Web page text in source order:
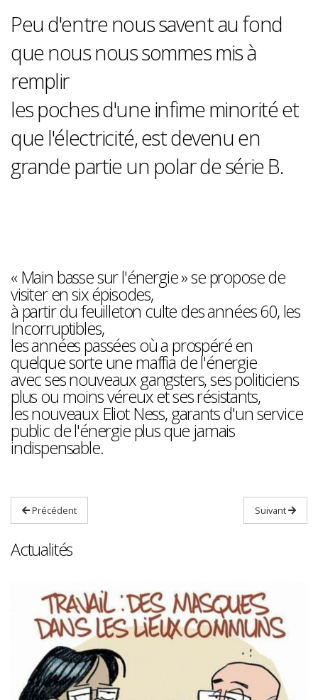
Peu d'entre nous savent au fond
que nous nous sommes mis à
remplir
les poches d'une infime minorité et
que l'électricité, est devenu en
grande partie un polar de série B.
« Main basse sur l'énergie » se propose de
visiter en six épisodes,
à partir du feuilleton culte des années 60, les
Incorruptibles,
les années passées où a prospéré en
quelque sorte une maffia de l'énergie
avec ses nouveaux gangsters, ses politiciens
plus ou moins véreux et ses résistants,
les nouveaux Eliot Ness, garants d'un service
public de l'énergie plus que jamais
indispensable.
Précédent Suivant
Actualités